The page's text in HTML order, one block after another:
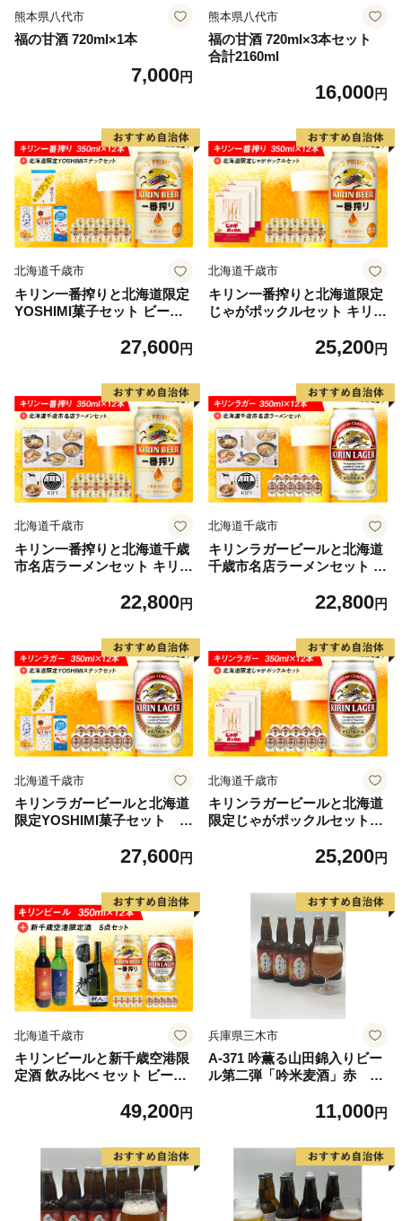
熊本県八代市
福の甘酒 720ml×1本
7,000円
熊本県八代市
福の甘酒 720ml×3本セット
合計2160ml
16,000円
北海道千歳市
キリン一番搾りと北海道限定
YOSHIMI菓子セット ビール
27,600円
北海道千歳市
キリン一番搾りと北海道限定
じゃがポックルセット キリン
25,200円
北海道千歳市
キリン一番搾りと北海道千歳
市名店ラーメンセット キリン
22,800円
北海道千歳市
キリンラガービールと北海道
千歳市名店ラーメンセット キ
22,800円
北海道千歳市
キリンラガービールと北海道
限定YOSHIMI菓子セット ビ
27,600円
北海道千歳市
キリンラガービールと北海道
限定じゃがポックルセット
ナック 食べ比べ25,200円
北海道千歳市
キリンビールと新千歳空港限
定酒 飲み比べ セット ビール
49,200円
兵庫県三木市
A-371 吟薫る山田錦入りビー
ル第二弾「吟米麦酒」赤 5
11,000円